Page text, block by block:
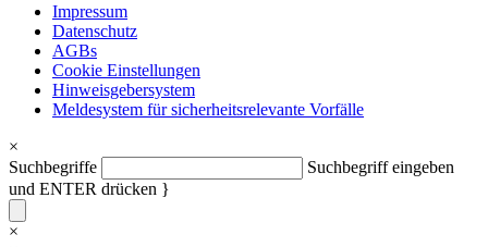
Impressum
Datenschutz
AGBs
Cookie Einstellungen
Hinweisgebersystem
Meldesystem für sicherheitsrelevante Vorfälle
×
Suchbegriffe
Suchbegriff eingeben
und ENTER drücken }
×